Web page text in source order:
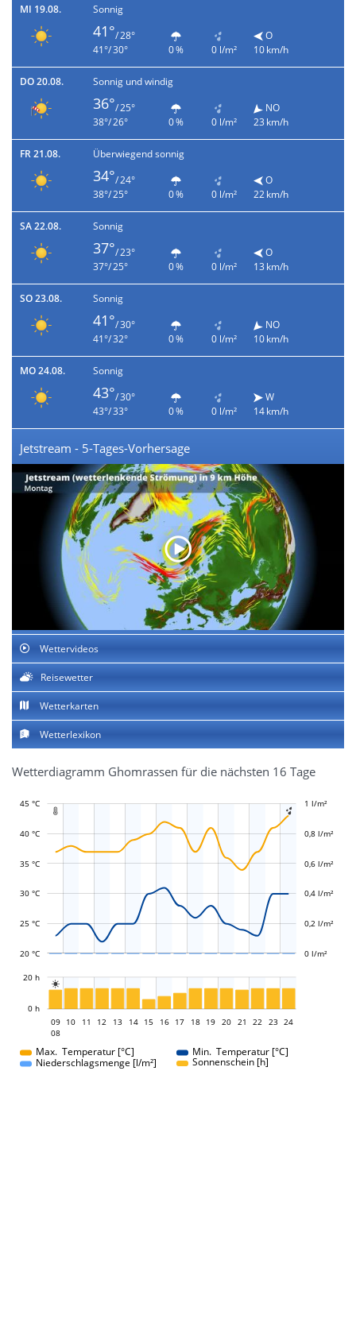
MI 19.08. Sonnig
41°/ 28°
41°/ 30°
0 % 0 l/m²
O
10 km/h
DO 20.08. Sonnig und windig
36°/ 25°
38°/ 26°
0 % 0 l/m²
NO
23 km/h
FR 21.08. Überwiegend sonnig
34°/ 24°
38°/ 25°
0 % 0 l/m²
O
22 km/h
SA 22.08. Sonnig
37°/ 23°
37°/ 25°
0 % 0 l/m²
O
13 km/h
SO 23.08. Sonnig
41°/ 30°
41°/ 32°
0 % 0 l/m²
NO
10 km/h
MO 24.08. Sonnig
43°/ 30°
43°/ 33°
0 % 0 l/m²
W
14 km/h
Jetstream - 5-Tages-Vorhersage
Wettervideos
Reisewetter
Wetterkarten
Wetterlexikon
Wetterdiagramm Ghomrassen für die nächsten 16 Tage
 
20 °C
25 °C
30 °C
35 °C
40 °C
45 °C -0,4 l/m²
-0,2 l/m²
0 l/m²
0,2 l/m²
0,4 l/m²
0,6 l/m²
0,8 l/m²
1 l/m²
1,2 l/m²

0 h
20 h
09
09
08
10 11 12 13 14 15 16 17 18 19 20 21 22 23 24
Max. Temperatur [°C]
Min. Temperatur [°C]
Niederschlagsmenge [l/m²]
Sonnenschein [h]